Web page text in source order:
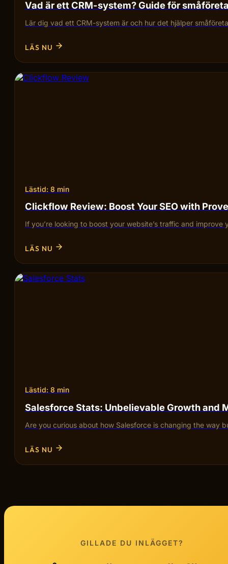
Vad är ett CRM-system? Guide för
Lär dig vad ett CRM-system är och hur det hjälper
LÄS NU
Lästid: 8 min
Clickflow Review: Boost Your SEO with
If you’re looking to boost your website’s traffic and
LÄS NU
Lästid: 8 min
Salesforce Stats: Unbelievable Growth and
Are you curious about how Salesforce is changing the way
LÄS NU
GILLADE DU INLÄGGET?